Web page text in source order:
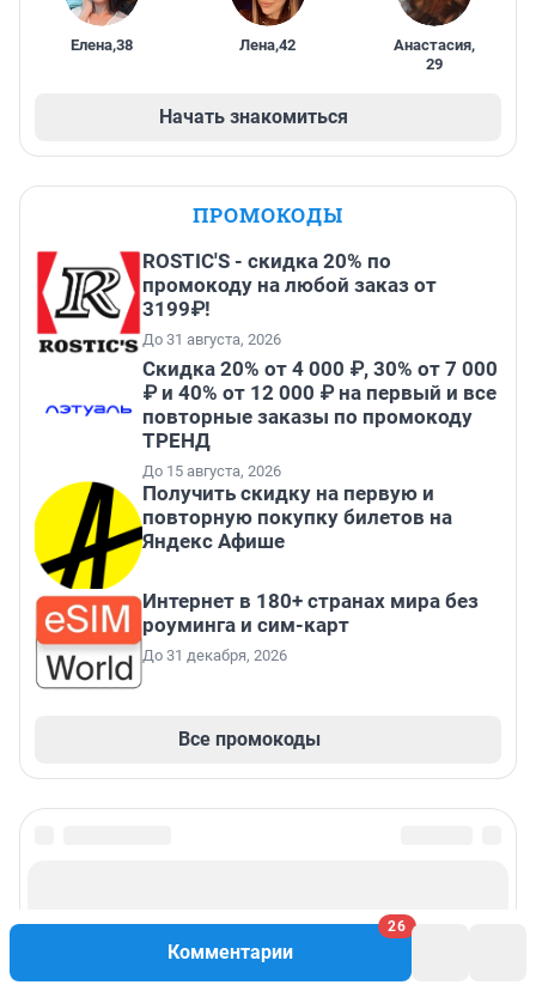
Комментарии
26
Елена,38 Лена,42 Анастасия,
29
Начать знакомиться
ПРОМОКОДЫ
ROSTIC'S - скидка 20% по
промокоду на любой заказ от
3199₽!
До 31 августа, 2026
Скидка 20% от 4 000 ₽, 30% от 7 000
₽ и 40% от 12 000 ₽ на первый и все
повторные заказы по промокоду
ТРЕНД
До 15 августа, 2026
Получить скидку на первую и
повторную покупку билетов на
Яндекс Афише
Интернет в 180+ странах мира без
роуминга и сим-карт
До 31 декабря, 2026
Все промокоды